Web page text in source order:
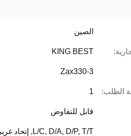
الصين
KING BEST
Zax330-3
الطلب: 1
قابل للتفاوض
L/C, D/A, D/P, T/T, إتحاد غربيّ, MoneyGram